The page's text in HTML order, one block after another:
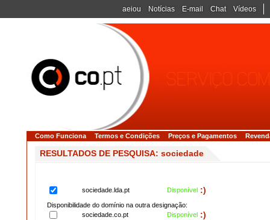
aeiou Notícias E-mail Chat Vídeos
Como Funciona Termos e Condições Preços e Pagamentos
RESULTADOS DE PESQUISA: sociedade
sociedade.lda.pt Disponível :)
Disponibilidade do domínio na outra designação:
sociedade.co.pt
Disponível :)